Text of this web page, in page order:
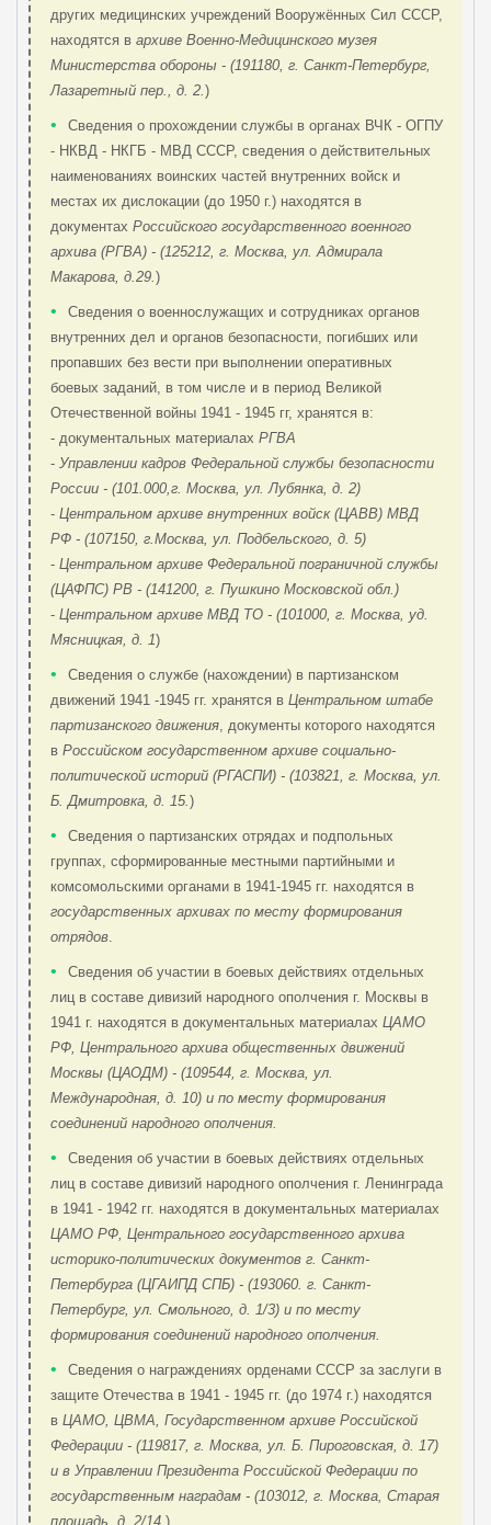
других медицинских учреждений Вооружённых Сил СССР,
находятся в архиве Военно-Медицинского музея
Министерства обороны - (191180, г. Санкт-Петербург,
Лазаретный пер., д. 2.)
•
Сведения о прохождении службы в органах ВЧК - ОГПУ
- НКВД - НКГБ - МВД СССР, сведения о действительных
наименованиях воинских частей внутренних войск и
местах их дислокации (до 1950 г.) находятся в
документах Российского государственного военного
архива (РГВА) - (125212, г. Москва, ул. Адмирала
Макарова, д.29.)
•
Сведения о военнослужащих и сотрудниках органов
внутренних дел и органов безопасности, погибших или
пропавших без вести при выполнении оперативных
боевых заданий, в том числе и в период Великой
Отечественной войны 1941 - 1945 гг, хранятся в:
- документальных материалах РГВА
- Управлении кадров Федеральной службы безопасности
России - (101.000,г. Москва, ул. Лубянка, д. 2)
- Центральном архиве внутренних войск (ЦАВВ) МВД
РФ - (107150, г.Москва, ул. Подбельского, д. 5)
- Центральном архиве Федеральной пограничной службы
(ЦАФПС) РВ - (141200, г. Пушкино Московской обл.)
- Центральном архиве МВД ТО - (101000, г. Москва, уд.
Мясницкая, д. 1)
•
Сведения о службе (нахождении) в партизанском
движений 1941 -1945 гг. хранятся в Центральном штабе
партизанского движения, документы которого находятся
в Российском государственном архиве социально-
политической историй (РГАСПИ) - (103821, г. Москва, ул.
Б. Дмитровка, д. 15.)
•
Сведения о партизанских отрядах и подпольных
группах, сформированные местными партийными и
комсомольскими органами в 1941-1945 гг. находятся в
государственных архивах по месту формирования
отрядов.
•
Сведения об участии в боевых действиях отдельных
лиц в составе дивизий народного ополчения г. Москвы в
1941 г. находятся в документальных материалах ЦАМО
РФ, Центрального архива общественных движений
Москвы (ЦАОДМ) - (109544, г. Москва, ул.
Международная, д. 10) и по месту формирования
соединений народного ополчения.
•
Сведения об участии в боевых действиях отдельных
лиц в составе дивизий народного ополчения г. Ленинграда
в 1941 - 1942 гг. находятся в документальных материалах
ЦАМО РФ, Центрального государственного архива
историко-политических документов г. Санкт-
Петербурга (ЦГАИПД СПБ) - (193060. г. Санкт-
Петербург, ул. Смольного, д. 1/3) и по месту
формирования соединений народного ополчения.
•
Сведения о награждениях орденами СССР за заслуги в
защите Отечества в 1941 - 1945 гг. (до 1974 г.) находятся
в ЦАМО, ЦВМА, Государственном архиве Российской
Федерации - (119817, г. Москва, ул. Б. Пироговская, д. 17)
и в Управлении Президента Российской Федерации по
государственным наградам - (103012, г. Москва, Старая
площадь, д. 2/14. )